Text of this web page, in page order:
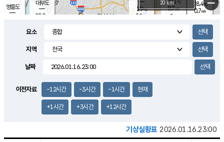
영흥도
28.4℃
0.7m/s
2.1m/s
대부도
28.9
29.1℃
0.7m/s
-
29℃
2.1 m/s
−
20 km
요소
지역
날짜
이전자료 -12시간 -3시간 -1시간 현재
+1시간 +3시간 +12시간
기상실황표 2026.01.16.23:00